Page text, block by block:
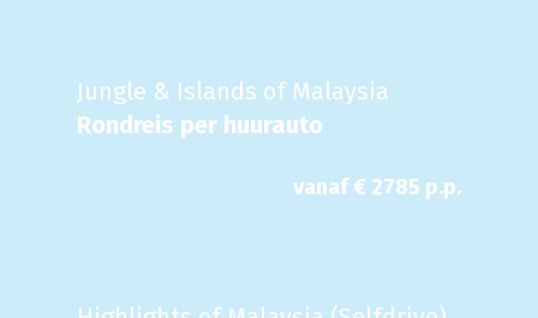
Jungle & Islands of Malaysia
Rondreis per huurauto
vanaf € 2785 p.p.